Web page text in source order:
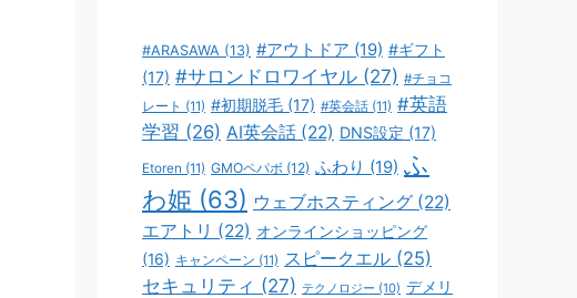
#ARASAWA (13) #アウトドア (19) #ギフト
(17) #サロンドロワイヤル (27) #チョコ
レート (11) #初期脱毛 (17) #英会話 (11) #英語
学習 (26) AI英会話 (22) DNS設定 (17)
Etoren (11) GMOペパボ (12) ふわり (19) ふ
わ姫 (63) ウェブホスティング (22)
エアトリ (22) オンラインショッピング
(16) キャンペーン (11) スピークエル (25)
セキュリティ (27) テクノロジー (10) デメリ